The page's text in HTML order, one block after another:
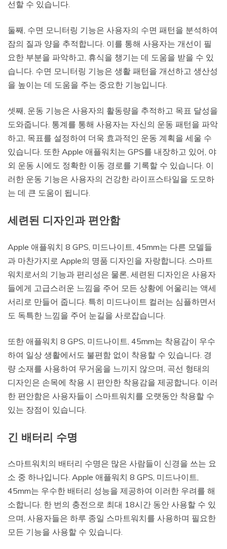
선할 수 있습니다.
둘째, 수면 모니터링 기능은 사용자의 수면 패턴을 분석하여
잠의 질과 양을 추적합니다. 이를 통해 사용자는 개선이 필
요한 부분을 파악하고, 휴식을 챙기는 데 도움을 받을 수 있
습니다. 수면 모니터링 기능은 생활 패턴을 개선하고 생산성
을 높이는 데 도움을 주는 중요한 기능입니다.
셋째, 운동 기능은 사용자의 활동량을 추적하고 목표 달성을
도와줍니다. 통계를 통해 사용자는 자신의 운동 패턴을 파악
하고, 목표를 설정하여 더욱 효과적인 운동 계획을 세울 수
있습니다. 또한 Apple 애플워치는 GPS를 내장하고 있어, 야
외 운동 시에도 정확한 이동 경로를 기록할 수 있습니다. 이
러한 운동 기능은 사용자의 건강한 라이프스타일을 도모하
는 데 큰 도움이 됩니다.
세련된 디자인과 편안함
Apple 애플워치 8 GPS, 미드나이트, 45mm는 다른 모델들
과 마찬가지로 Apple의 명품 디자인을 자랑합니다. 스마트
워치로서의 기능과 편리성은 물론, 세련된 디자인은 사용자
들에게 고급스러운 느낌을 주어 모든 상황에 어울리는 액세
서리로 만들어 줍니다. 특히 미드나이트 컬러는 심플하면서
도 독특한 느낌을 주어 눈길을 사로잡습니다.
또한 애플워치 8 GPS, 미드나이트, 45mm는 착용감이 우수
하여 일상 생활에서도 불편함 없이 착용할 수 있습니다. 경
량 소재를 사용하여 무거움을 느끼지 않으며, 곡선 형태의
디자인은 손목에 착용 시 편안한 착용감을 제공합니다. 이러
한 편안함은 사용자들이 스마트워치를 오랫동안 착용할 수
있는 장점이 있습니다.
긴 배터리 수명
스마트워치의 배터리 수명은 많은 사람들이 신경을 쓰는 요
소 중 하나입니다. Apple 애플워치 8 GPS, 미드나이트,
45mm는 우수한 배터리 성능을 제공하여 이러한 우려를 해
소합니다. 한 번의 충전으로 최대 18시간 동안 사용할 수 있
으며, 사용자들은 하루 종일 스마트워치를 사용하며 필요한
모든 기능을 사용할 수 있습니다.